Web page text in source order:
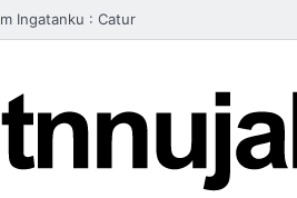
Ingatanku : Catur